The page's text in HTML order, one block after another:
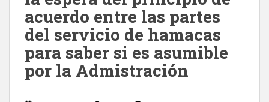
acuerdo entre las partes
del servicio de hamacas
para saber si es asumible
por la Admistración